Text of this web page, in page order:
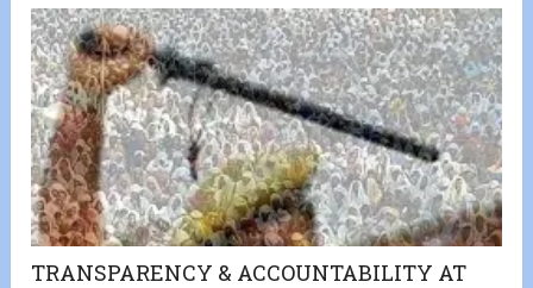
TRANSPARENCY & ACCOUNTABILITY AT